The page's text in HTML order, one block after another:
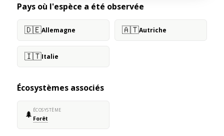
Pays où l'espèce a été observée
🇩🇪Allemagne 🇦🇹Autriche
🇮🇹Italie
Écosystèmes associés
🌲 ÉCOSYSTÈME
Forêt